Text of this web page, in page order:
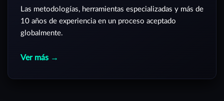
Las metodologías, herramientas especializadas y más de
10 años de experiencia en un proceso aceptado
globalmente.
Ver más →